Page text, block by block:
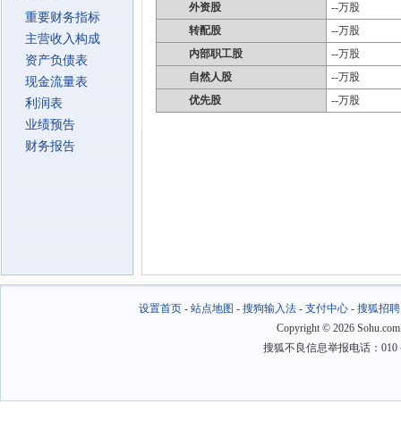
重要财务指标
主营收入构成
资产负债表
现金流量表
利润表
业绩预告
财务报告
外资股
--万股
转配股
--万股
内部职工股
--万股
自然人股
--万股
优先股
--万股
设置首页- 站点地图 - 搜狗输入法- 支付中心- 搜狐招聘
Copyright © 2026
搜狐不良信息举报电话：010